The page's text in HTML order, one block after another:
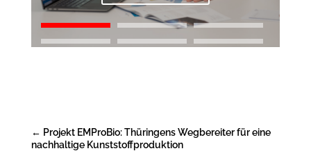
← Projekt EMProBio: Thüringens Wegbereiter für eine
nachhaltige Kunststoffproduktion